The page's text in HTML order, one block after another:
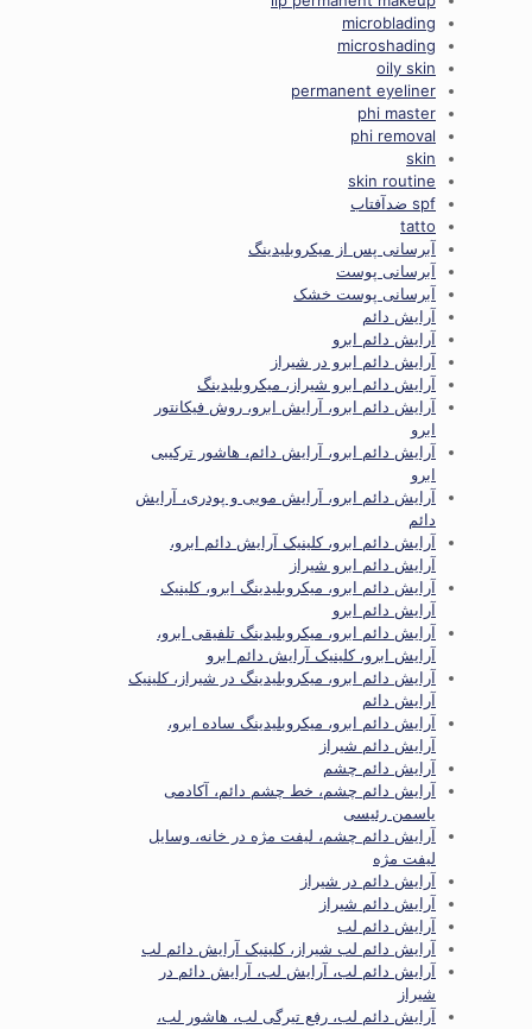
microblading
microshading
oily skin
permanent eyeliner
phi master
phi removal
skin
skin routine
spf ضدآفتاب
tatto
آبرسانی پس از میکروبلیدینگ
آبرسانی پوست
آبرسانی پوست خشک
آرایش دائم
آرایش دائم ابرو
آرایش دائم ابرو در شیراز
آرایش دائم ابرو شیراز، میکروبلیدینگ
آرایش دائم ابرو، آرایش ابرو، روش فیکانتور
ابرو
آرایش دائم ابرو، آرایش دائم، هاشور ترکیبی
ابرو
آرایش دائم ابرو، آرایش مویی و پودری، آرایش
دائم
آرایش دائم ابرو، کلینیک آرایش دائم ابرو،
آرایش دائم ابرو شیراز
آرایش دائم ابرو، میکروبلیدینگ ابرو، کلینیک
آرایش دائم ابرو
آرایش دائم ابرو، میکروبلیدینگ تلفیقی ابرو،
آرایش ابرو، کلینیک آرایش دائم ابرو
آرایش دائم ابرو، میکروبلیدینگ در شیراز، کلینیک
آرایش دائم
آرایش دائم ابرو، میکروبلیدینگ ساده ابرو،
آرایش دائم شیراز
آرایش دائم چشم
آرایش دائم چشم، خط چشم دائم، آکادمی
یاسمن رئیسی
آرایش دائم چشم، لیفت مژه در خانه، وسایل
لیفت مژه
آرایش دائم در شیراز
آرایش دائم شیراز
آرایش دائم لب
آرایش دائم لب شیراز، کلینیک آرایش دائم لب
آرایش دائم لب، آرایش لب، آرایش دائم در
شیراز
آرایش دائم لب، رفع تیرگی لب، هاشور لب،